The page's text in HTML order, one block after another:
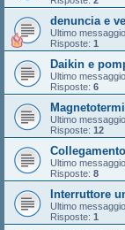
denuncia e
Ultimo
Risposte: 1
Daikin e
Ultimo
Risposte: 6
Ultimo
Risposte: 12
Ultimo
Risposte: 8
Interruttore
Ultimo
Risposte: 1